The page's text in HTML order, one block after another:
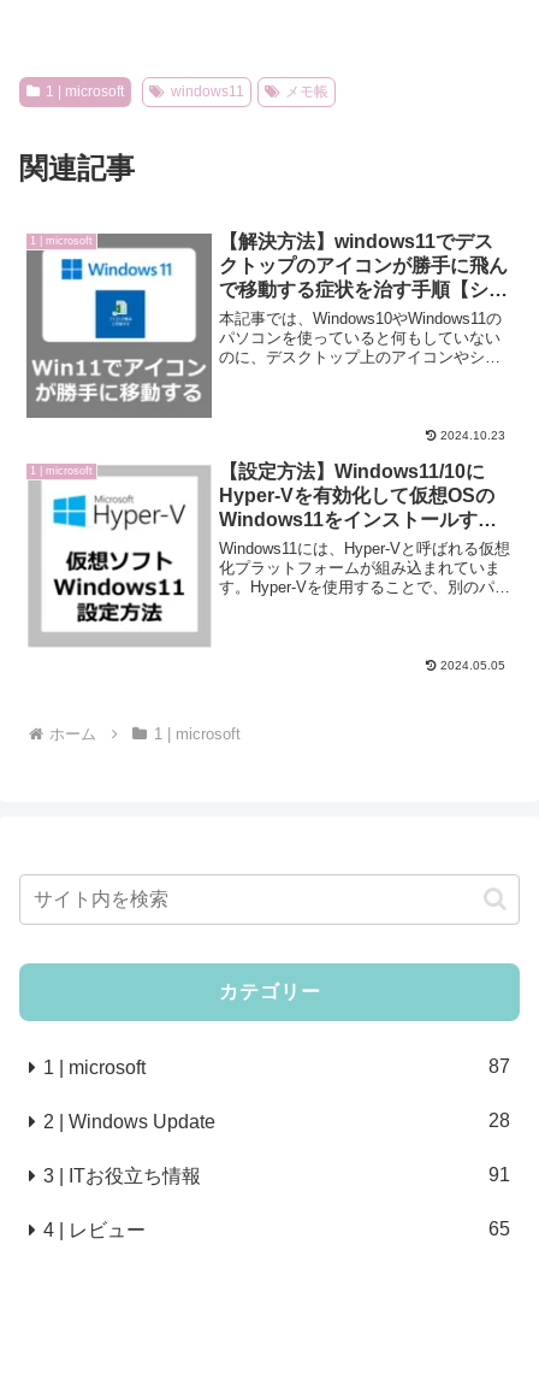
1 | microsoft windows11 メモ帳
関連記事
1 | microsoft
【解決方法】windows11でデス
クトップのアイコンが勝手に飛ん
で移動する症状を治す手順【ショ
ートカットアイコン】
本記事では、Windows10やWindows11の
パソコンを使っていると何もしていない
のに、デスクトップ上のアイコンやショ
2024.10.23
1 | microsoft
【設定方法】Windows11/10に
Hyper-Vを有効化して仮想OSの
Windows11をインストールする
手順【機能を有効/Microsoft/テス
ト・検証環境】
Windows11には、Hyper-Vと呼ばれる仮想
化プラットフォームが組み込まれていま
す。Hyper-Vを使用することで、別のパソ
2024.05.05
ホーム 1 | microsoft
カテゴリー
1 | microsoft 87
2 | Windows Update 28
3 | ITお役立ち情報 91
4 | レビュー 65